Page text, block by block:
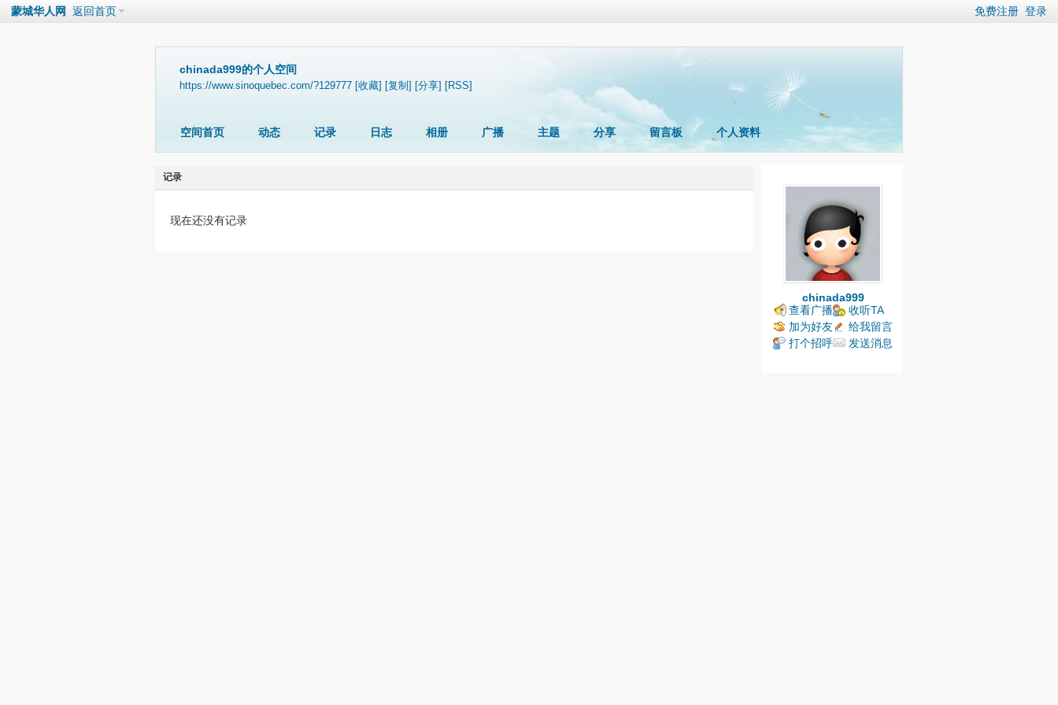
免费注册 登录
蒙城华人网 返回首页
chinada999的个人空间
https://www.sinoquebec.com/?129777 [收藏] [复制] [分享] [RSS]
空间首页 动态 记录 日志 相册 广播 主题 分享 留言板 个人资料
记录
现在还没有记录
chinada999
查看广播
收听TA
加为好友
给我留言
打个招呼
发送消息